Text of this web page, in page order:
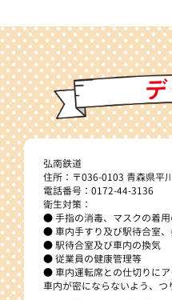
弘南鉄道
住所：〒036-0103 青森県平
電話番号：0172-44-3136
衛生対策：
● 手指の消毒、マスクの着
● 車内手すり及び駅待合室
● 駅待合室及び車内の換気
● 従業員の健康管理等
● 車内運転席との仕切りに
車内が密にならないよう、つ